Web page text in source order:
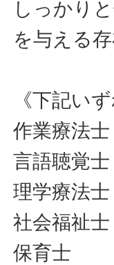
しっかり
を与える
《下記い
作業療法士
言語聴覚士
理学療法士
社会福祉士
保育士